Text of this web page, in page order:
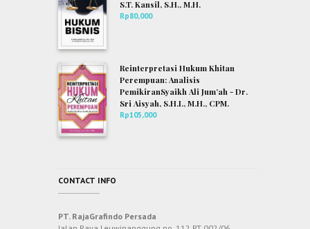
S.T. Kansil, S.H., M.H.
Rp80,000
Reinterpretasi Hukum Khitan
Perempuan: Analisis
PemikiranSyaikh Ali Jum’ah - Dr.
Sri Aisyah, S.H.I., M.H., CPM.
Rp105,000
CONTACT INFO
PT. RajaGrafindo Persada